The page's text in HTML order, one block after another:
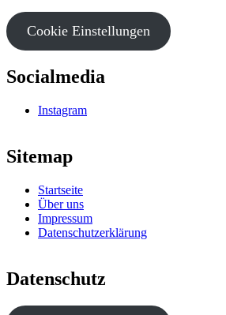
Cookie Einstellungen
Socialmedia
Instagram
Sitemap
Startseite
Über uns
Impressum
Datenschutzerklärung
Datenschutz